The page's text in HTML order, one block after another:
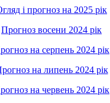
і прогноз на 2025 рік
Прогноз восени 2024 рік
на серпень 2024 рік
на липень 2024 рік
на червень 2024 рік